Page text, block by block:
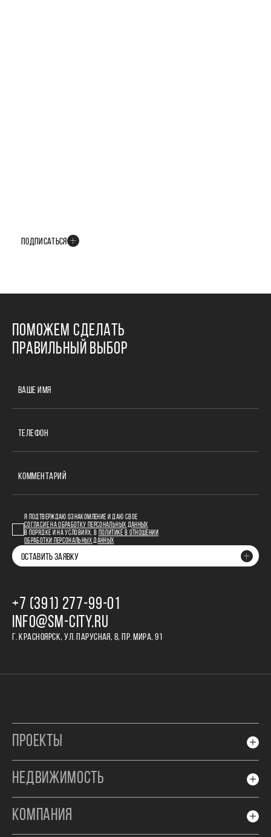
ПОДПИСАТЬСЯ
ПОМОЖЕМ СДЕЛАТЬ
ПРАВИЛЬНЫЙ ВЫБОР
ВАШЕ ИМЯ
ТЕЛЕФОН
КОММЕНТАРИЙ
Я ПОДТВЕРЖДАЮ ОЗНАКОМЛЕНИЕ И ДАЮ СВОЕ
СОГЛАСИЕ НА ОБРАБОТКУ ПЕРСОНАЛЬНЫХ ДАННЫХ
В ПОРЯДКЕ И НА УСЛОВИЯХ, В
ПОЛИТИКЕ В ОТНОШЕНИИ
ОБРАБОТКИ ПЕРСОНАЛЬНЫХ ДАННЫХ
ОСТАВИТЬ ЗАЯВКУ
+7 (391) 277‒99‒01
INFO@SM-CITY.RU
Г. КРАСНОЯРСК, УЛ. ПАРУСНАЯ, 8, ПР. МИРА, 91
ПРОЕКТЫ
НЕДВИЖИМОСТЬ
КОМПАНИЯ